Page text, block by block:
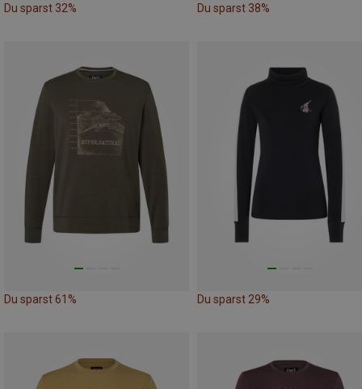
Du sparst 32% Du sparst 38%
Du sparst 61% Du sparst 29%